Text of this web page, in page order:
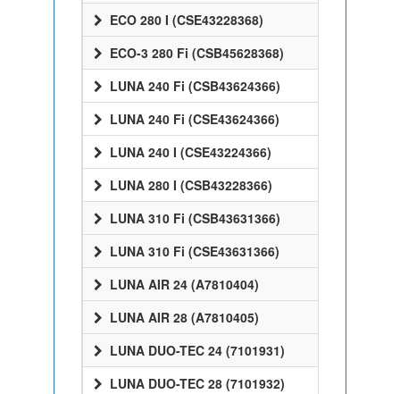
ECO 280 I (CSE43228368)
ECO-3 280 Fi (CSB45628368)
LUNA 240 Fi (CSB43624366)
LUNA 240 Fi (CSE43624366)
LUNA 240 I (CSE43224366)
LUNA 280 I (CSB43228366)
LUNA 310 Fi (CSB43631366)
LUNA 310 Fi (CSE43631366)
LUNA AIR 24 (A7810404)
LUNA AIR 28 (A7810405)
LUNA DUO-TEC 24 (7101931)
LUNA DUO-TEC 28 (7101932)